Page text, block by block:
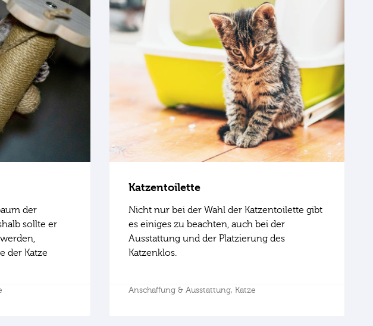
der
sollte er
der Katze
Katzentoilette
Nicht nur bei der Wahl der Katzentoilette gibt
es einiges zu beachten, auch bei der
Ausstattung und der Platzierung des
Katzenklos.
Anschaffung & Ausstattung,Katze